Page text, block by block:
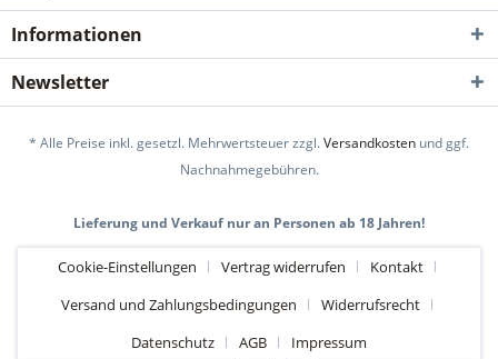
Informationen
Newsletter
* Alle Preise inkl. gesetzl. Mehrwertsteuer zzgl.Versandkosten und ggf.
Nachnahmegebühren.
Lieferung und Verkauf nur an Personen ab 18 Jahren!
Cookie-Einstellungen Vertrag widerrufen
Kontakt
Versand und Zahlungsbedingungen
Widerrufsrecht
Datenschutz
AGB
Impressum